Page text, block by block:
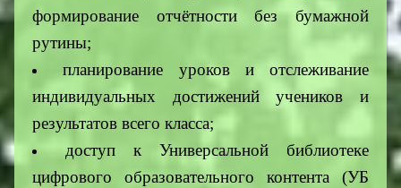
формирование отчётности без бумажной
рутины;
планирование уроков и отслеживание
индивидуальных достижений учеников и
результатов всего класса;
доступ к Универсальной библиотеке
цифрового образовательного контента (УБ